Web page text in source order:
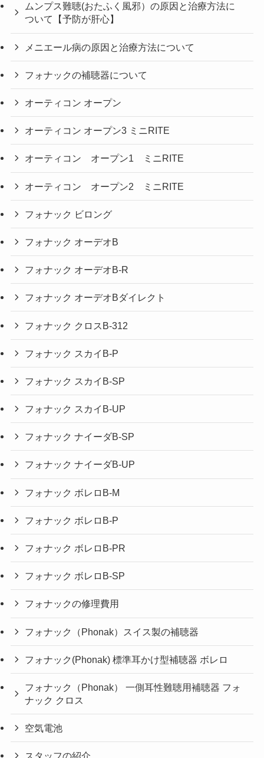
ムンプス難聴(おたふく風邪）の原因と治療方法に
ついて【予防が肝心】
メニエール病の原因と治療方法について
フォナックの補聴器について
オーティコン オープン
オーティコン オープン3 ミニRITE
オーティコン オープン1 ミニRITE
オーティコン オープン2 ミニRITE
フォナック ビロング
フォナック オーデオB
フォナック オーデオB-R
フォナック オーデオBダイレクト
フォナック クロスB-312
フォナック スカイB-P
フォナック スカイB-SP
フォナック スカイB-UP
フォナック ナイーダB-SP
フォナック ナイーダB-UP
フォナック ボレロB-M
フォナック ボレロB-P
フォナック ボレロB-PR
フォナック ボレロB-SP
フォナックの修理費用
フォナック（Phonak）スイス製の補聴器
フォナック(Phonak) 標準耳かけ型補聴器 ボレロ
フォナック（Phonak） 一側耳性難聴用補聴器 フォ
ナック クロス
空気電池
スタッフの紹介